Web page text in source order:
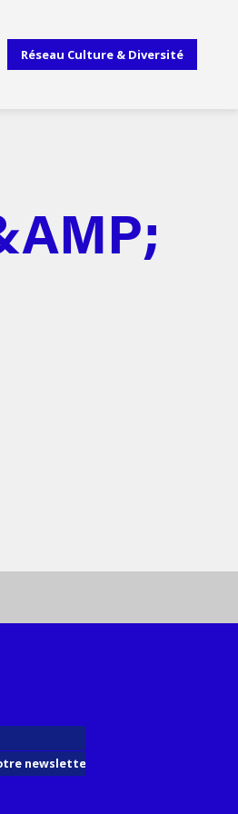
Réseau Culture & Diversité